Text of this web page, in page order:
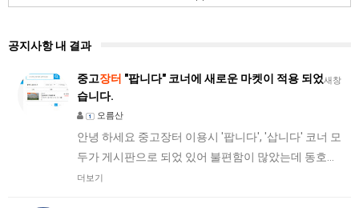
공지사항 내 결과
새창
중고장터 "팝니다" 코너에 새로운 마켓이 적용 되었
습니다.
오름산
안녕 하세요 중고장터 이용시 '팝니다', '삽니다' 코너 모
두가 게시판으로 되었 있어 불편함이 많았는데 동호…
더보기